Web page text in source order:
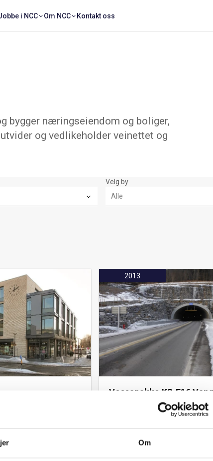
Om
i NCC Om NCC Kontakt oss
bygger næringseiendom og boliger,
og vedlikeholder veinettet og
Velg by
bygget lot seg
sitt preg på
2013
Vossapakko K2-E16
NCC har i perioden 2011-
km lange Vangstunnelen i
Vossapakko K2-E16.